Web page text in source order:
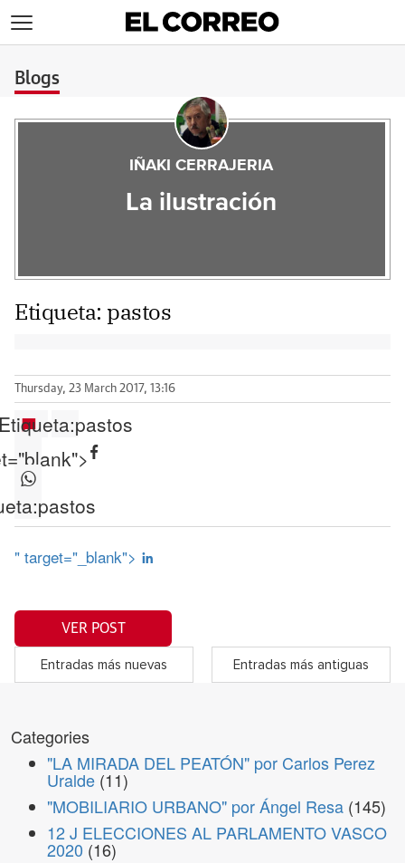
Blogs
IÑAKI CERRAJERIA
La ilustración
Etiqueta: pastos
Thursday, 23 March 2017, 13:16
pastos
pastos
" target="_blank">
VER POST
Entradas más nuevas Entradas más antiguas
Categories
"LA MIRADA DEL PEATÓN" por Carlos Perez
Uralde (11)
"MOBILIARIO URBANO" por Ángel Resa (145)
12 J ELECCIONES AL PARLAMENTO VASCO
2020 (16)